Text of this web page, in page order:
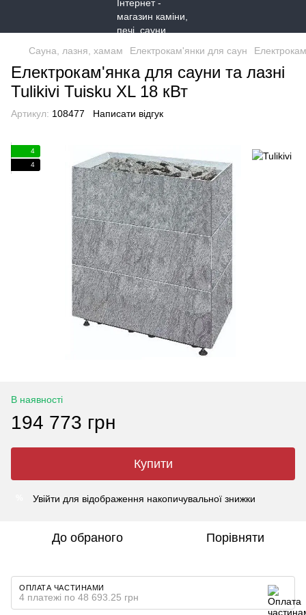
Сауна, лазня, хамам Електрокам'янки для саун
Електрокам'янка для сауни та лазні
Tulikivi Tuisku XL 18 кВт
Артикул: 108477 Написати відгук
4
4
В наявності
194 773 грн
Купити
Увійти для відображення накопичувальної знижки
До обраного Порівняти
ОПЛАТА ЧАСТИНАМИ
4 платежі по 48 693.25 грн